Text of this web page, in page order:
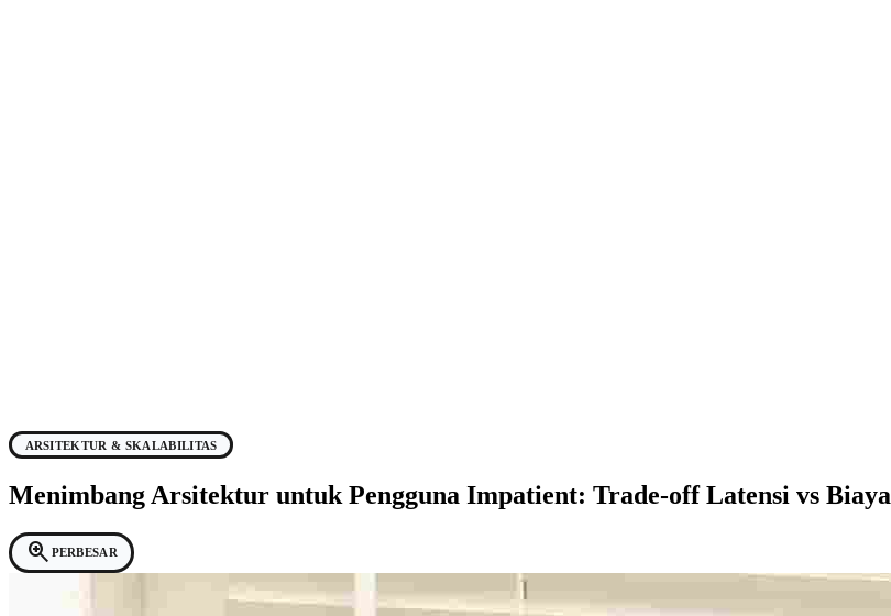
ARSITEKTUR & SKALABILITAS
Menimbang Arsitektur untuk Pengguna Impatient: Trade-off Latensi vs Biaya
zoom_in PERBESAR